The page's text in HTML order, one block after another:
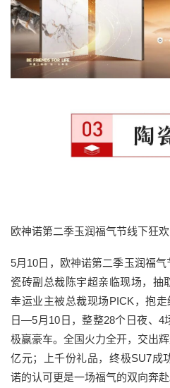
欧神诺第二季玉润福气节线下狂
5月10日，欧神诺第二季玉润福
瓷砖副总裁陈宇超亲临现场，抽
幸运业主被总裁现场PICK，抱
日—5月10日，整整28个日夜、4
极赢豪车。全国火力全开，交出
亿元；上千份礼品，终极SU7成
诺的认可更是一场福气的双向奔赴